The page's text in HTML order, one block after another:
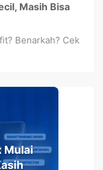
Masih Bisa
Benarkah? Cek